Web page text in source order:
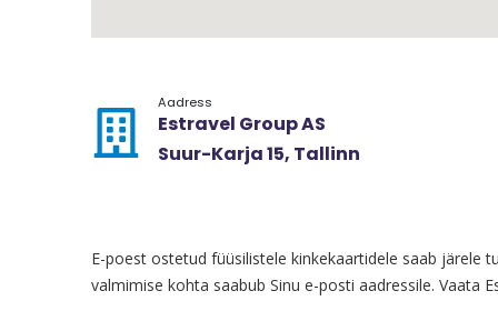
Estravel Group AS
Suur-Karja 15, Tallinn
Aadress
E-poest ostetud füüsilistele kinkekaartidele saab järele
valmimise kohta saabub Sinu e-posti aadressile. Vaata